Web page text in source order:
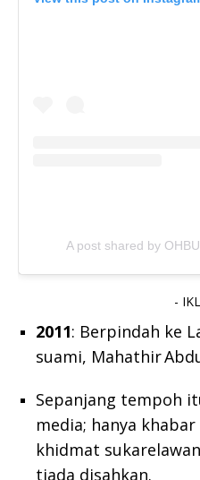
A post shared by
-
2011: Berpindah ke
suami, Mahathir
Sepanjang tempoh
media; hanya
khidmat
tiada disahkan.